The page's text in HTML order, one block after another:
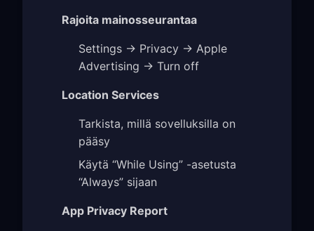
Rajoita mainosseurantaa
Settings → Privacy → Apple
Advertising → Turn off
Location Services
Tarkista, millä sovelluksilla on
pääsy
Käytä “While Using” -asetusta
“Always” sijaan
App Privacy Report